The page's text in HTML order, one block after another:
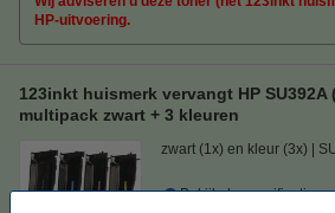
HP-uitvoering.
123inkt huismerk vervangt HP SU392A
multipack zwart + 3 kleuren
zwart (1x) en kleur (3x)
Bekijk de specificaties